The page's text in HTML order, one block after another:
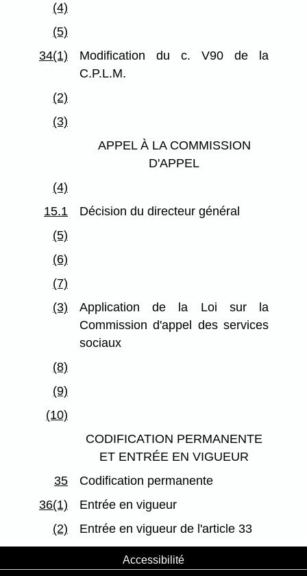
(4)
(5)
34(1)
Modification du c. V90 de la
C.P.L.M.
(2)
(3)
APPEL À LA COMMISSION
D'APPEL
(4)
15.1
Décision du directeur général
(5)
(6)
(7)
(3)
Application de la Loi sur la
Commission d'appel des services
sociaux
(8)
(9)
(10)
CODIFICATION PERMANENTE
ET ENTRÉE EN VIGUEUR
35
Codification permanente
36(1)
Entrée en vigueur
(2)
Entrée en vigueur de l'article 33
Accessibilité